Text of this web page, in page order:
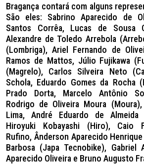
Bragança contará com alguns
São eles: Sabrino Aparecido de
Santos Corrêa, Lucas de Sousa
Alexandre de Toledo Arrebola
(Lombriga), Ariel Fernando de
Ramos de Mattos, Júlio Fujikawa
(Magrelo), Carlos Silveira Neto
Schola, Eduardo Gomes da Rocha
Prado Dorta, Marcelo Antônio
Rodrigo de Oliveira Moura
Lima, André Eduardo de Almeida
Hiroyuki Kobayashi (Hiro), Caio
Rufino, Ânderson Aparecido
Barbosa (Japa Tecnobike), Gabriel
Aparecido Oliveira e Bruno Augusto